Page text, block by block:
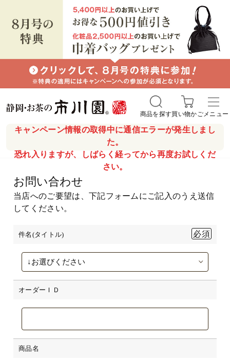
キャンペーン情報の取得中に通信エラーが発生しまし
た。
恐れ入りますが、しばらく経ってから再度お試しくだ
さい。
商品を探す買い物かごメニュー
お問い合わせ
当店へのご要望は、下記フォームにご記入のうえ送信
してください。
件名(タイトル)
オーダーＩＤ
商品名